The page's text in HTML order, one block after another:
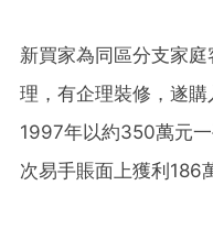
新買家為同區分支家
理，有企理裝修，遂
1997年以約350萬元
次易手賬面上獲利186